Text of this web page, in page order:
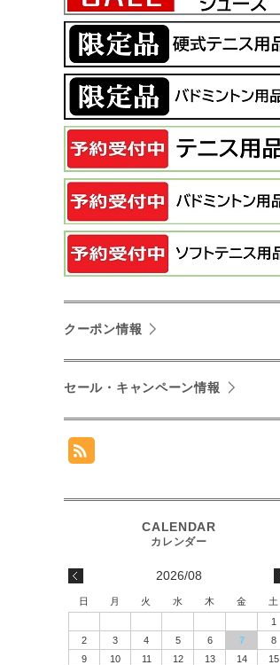
クーポン情報
セール・キャンペーン情報
2026/08
日 月 火 水 木 金
土
1
2
3 4 5 6 7
8
9
10 11 12 13 14
15